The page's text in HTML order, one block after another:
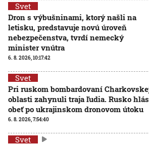
Svet
Dron s výbušninami, ktorý našli na
letisku, predstavuje novú úroveň
nebezpečenstva, tvrdí nemecký
minister vnútra
6. 8. 2026, 10:17:42
Svet
Pri ruskom bombardovaní
oblasti zahynuli traja ľudia. Rusko
obeť po ukrajinskom dronovom útoku
6. 8. 2026, 7:54:40
Svet